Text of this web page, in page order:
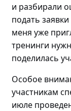
и разбирали
подать
меня уже
тренинги
поделилась
Особое
участникам
июле